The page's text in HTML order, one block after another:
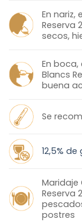
En nariz,
Reserva
secos,
En boca,
Blancs
buena
Se
12,5%
Maridaje
Reserva
postres